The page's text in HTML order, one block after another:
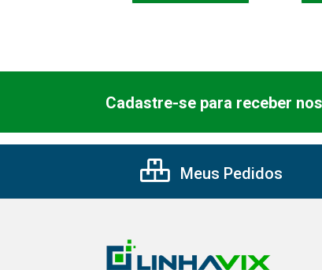
Cadastre-se para receber
Meus Pedidos